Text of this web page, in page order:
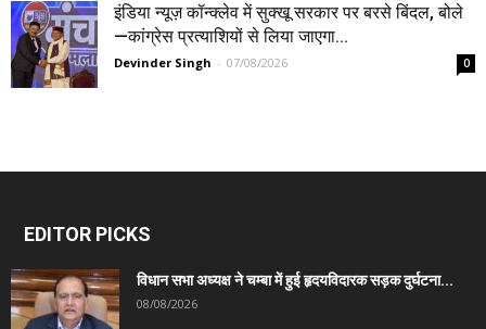
इंडिया न्यूज़ कॉन्क्लेव में सुक्खू सरकार पर बरसे बिंदल, बोले
—कांग्रेस प्रत्याशियों से लिया जाएगा...
Devinder Singh - 07/08/2026 0
EDITOR PICKS
विधान सभा अध्यक्ष ने चम्बा में हुई हृदयविदारक सड़क दुर्घटना...
08/08/2026